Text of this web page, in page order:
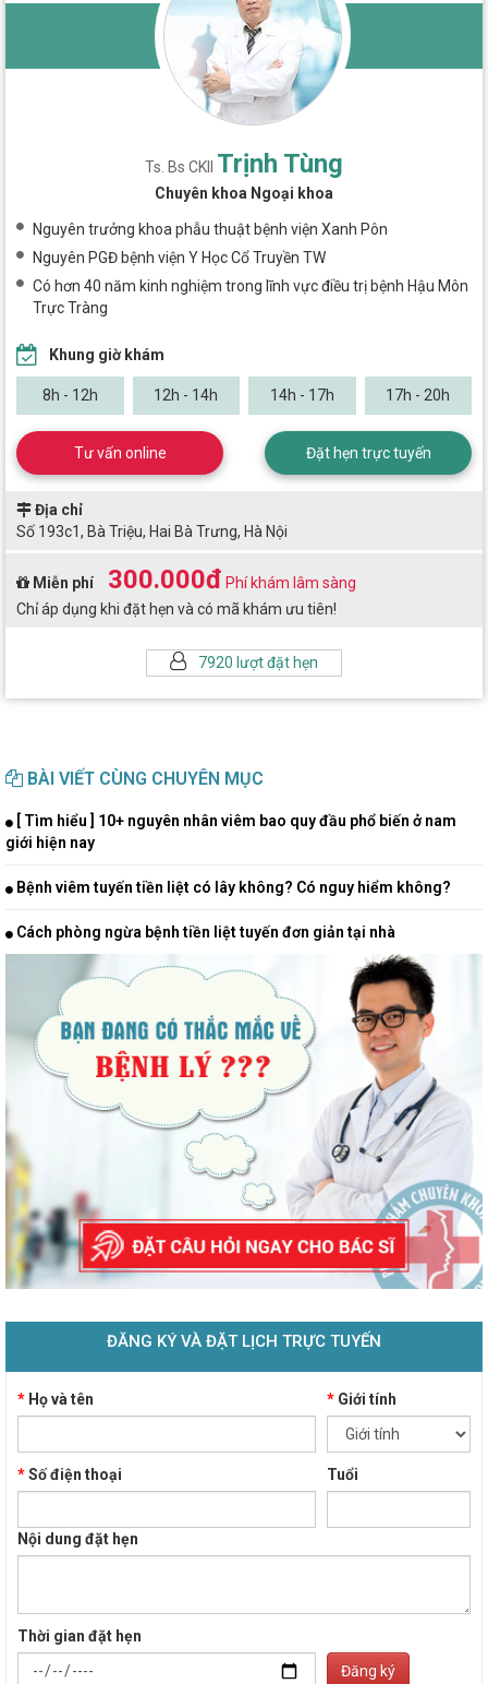
Ts. Bs CKII Trịnh Tùng
Chuyên khoa Ngoại khoa
Nguyên trưởng khoa phẫu thuật bệnh viện Xanh Pôn
Nguyên PGĐ bệnh viện Y Học Cổ Truyền TW
Có hơn 40 năm kinh nghiệm trong lĩnh vực điều trị bệnh Hậu Môn
Trực Tràng
7920 lượt đặt hẹn
Khung giờ khám
8h - 12h 12h - 14h 14h - 17h 17h - 20h
Tư vấn online Đặt hẹn trực tuyến
Địa chỉ
Số 193c1, Bà Triệu, Hai Bà Trưng, Hà Nội
Miễn phí 300.000đ Phí khám lâm sàng
Chỉ áp dụng khi đặt hẹn và có mã khám ưu tiên!
BÀI VIẾT CÙNG CHUYÊN MỤC
[ Tìm hiểu ] 10+ nguyên nhân viêm bao quy đầu phổ biến ở nam
giới hiện nay
Bệnh viêm tuyến tiền liệt có lây không? Có nguy hiểm không?
Cách phòng ngừa bệnh tiền liệt tuyến đơn giản tại nhà
ĐĂNG KÝ VÀ ĐẶT LỊCH TRỰC TUYẾN
* Họ và tên *Giới tính
*Số điện thoại Tuổi
Nội dung đặt hẹn
Thời gian đặt hẹn
Đăng ký